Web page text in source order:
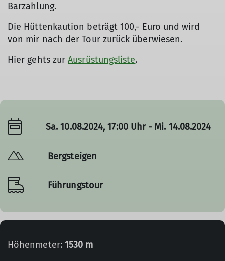
Barzahlung.
Die Hüttenkaution beträgt 100,- Euro und wird
von mir nach der Tour zurück überwiesen.
Hier gehts zurAusrüstungsliste.
Sa. 10.08.2024, 17:00 Uhr - Mi. 14.08.2024
Bergsteigen
Führungstour
Höhenmeter: 1530 m